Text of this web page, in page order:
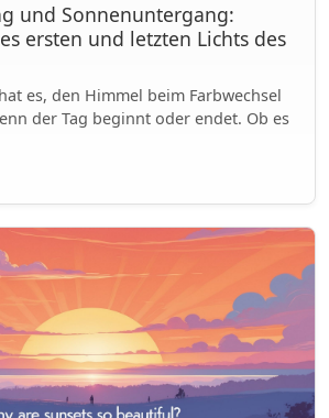
und Sonnenuntergang:
ersten und letzten Lichts des
es, den Himmel beim Farbwechsel
der Tag beginnt oder endet. Ob es